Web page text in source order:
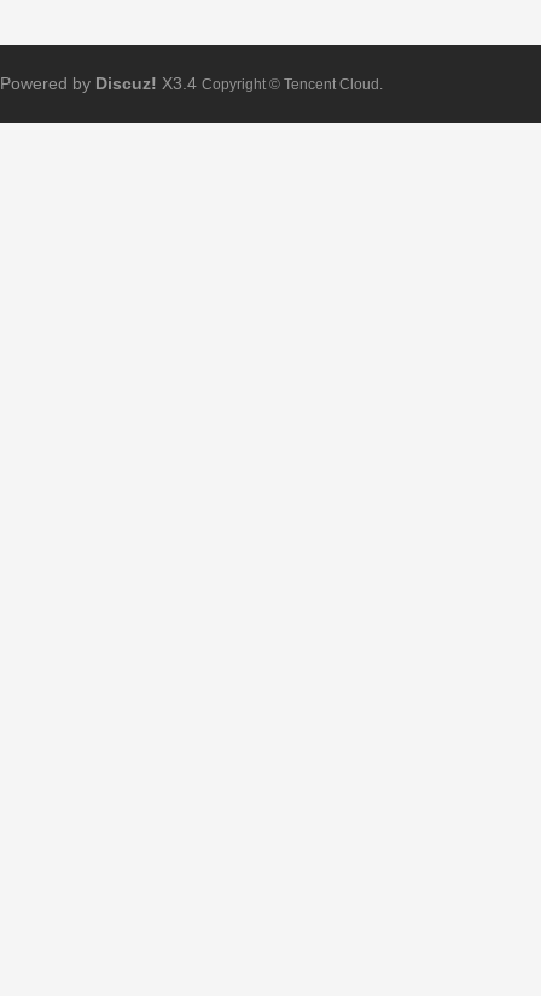
Powered by Discuz! X3.4 Copyright © Tencent Cloud.